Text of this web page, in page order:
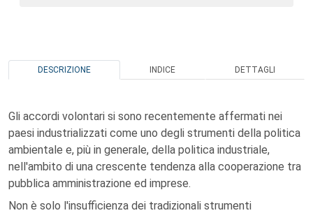
DESCRIZIONE INDICE DETTAGLI
Gli accordi volontari si sono recentemente affermati nei
paesi industrializzati come uno degli strumenti della politica
ambientale e, più in generale, della politica industriale,
nell'ambito di una crescente tendenza alla cooperazione tra
pubblica amministrazione ed imprese.
Non è solo l'insufficienza dei tradizionali strumenti